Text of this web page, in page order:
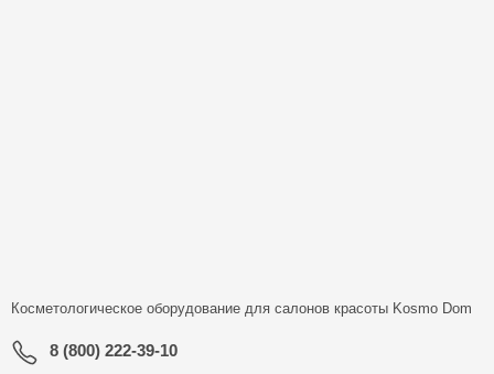
Косметологическое оборудование для салонов красоты Kosmo Dom
8 (800) 222-39-10